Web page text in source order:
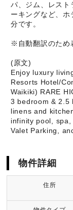
パ、ジム、レスト
ーキングなど、
分です。
※自動翻訳のため
(原文)
Enjoy luxury
Resorts Hotel/
Waikiki) RARE
3 bedroom & 2.5
linens and
infinity pool,
Valet Parking,
物件詳細
住所